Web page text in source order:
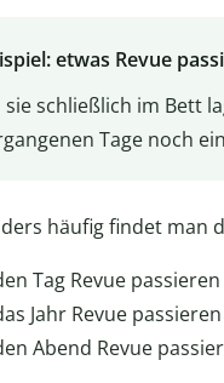
etwas Revue
sie schließlich im Bett
Tage noch
häufig findet man
Tag Revue
Jahr Revue
Abend Revue